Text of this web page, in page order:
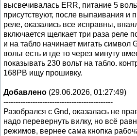
высвечивалась ERR, питание 5
присутствуют, после выпаивания и
реле, оказались все исправны,
включается щелкает три раза реле
и на табло начинает мигать символ
вольт есть и где то через минуту
показывать 230 вольт на табло.
168PB ищу прошивку.
Добавлено (29.06.2026, 01:27:49)
---------------------------------------------
Разобрался с Gnd, оказалась не
надо перевернуть вилку, но всё
режимов, вернее сама кнопка